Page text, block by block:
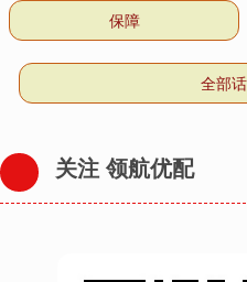
保障
全部
关注 领航优配